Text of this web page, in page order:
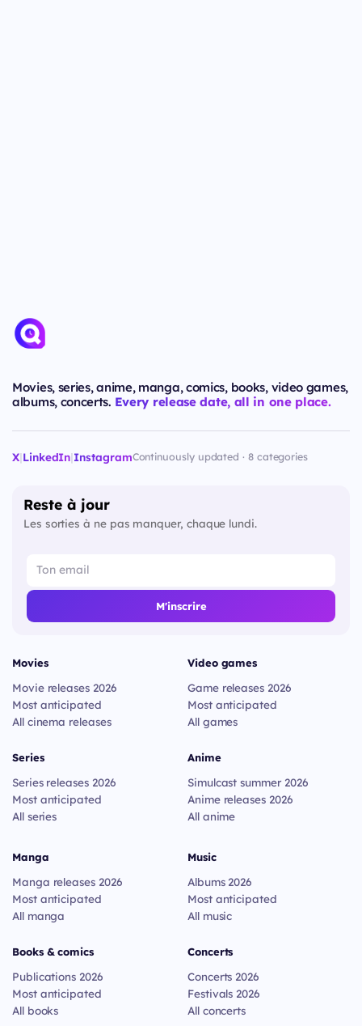
Movies, series, anime, manga, comics, books, video games,
albums, concerts. Every release date, all in one place.
X|LinkedIn|InstagramContinuously updated · 8 categories
Reste à jour
Les sorties à ne pas manquer, chaque lundi.
M'inscrire
Movies
Movie releases 2026
Most anticipated
All cinema releases
Series
Series releases 2026
Most anticipated
All series
Video games
Game releases 2026
Most anticipated
All games
Anime
Simulcast summer 2026
Anime releases 2026
All anime
Manga
Manga releases 2026
Most anticipated
All manga
Books & comics
Publications 2026
Most anticipated
All books
Music
Albums 2026
Most anticipated
All music
Concerts
Concerts 2026
Festivals 2026
All concerts